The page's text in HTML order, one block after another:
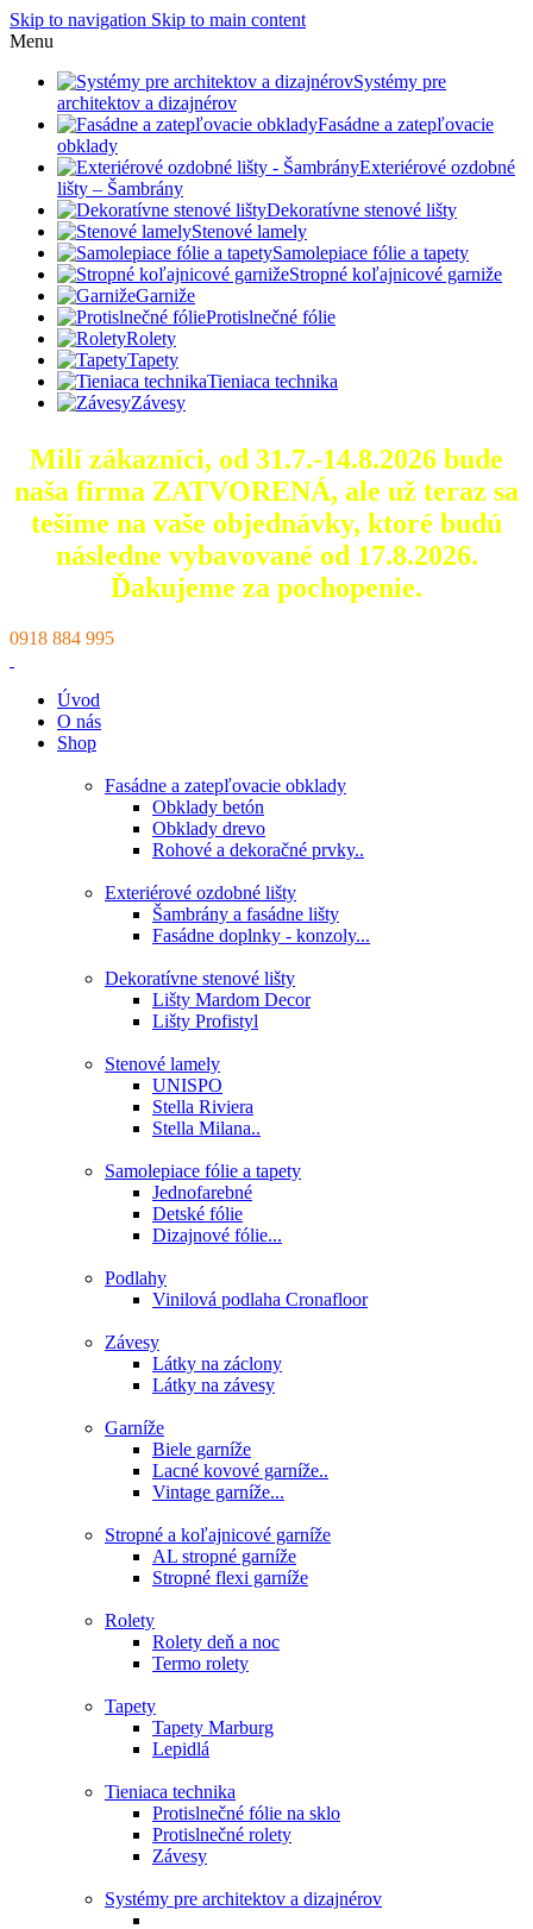
Skip to navigation Skip to main content
Menu
Systémy pre
architektov a dizajnérov
Fasádne a zatepľovacie
obklady
Exteriérové ozdobné
lišty – Šambrány
Dekoratívne stenové lišty
Stenové lamely
Samolepiace fólie a tapety
Stropné koľajnicové garniže
Garniže
Protislnečné fólie
Rolety
Tapety
Tieniaca technika
Závesy
Milí zákazníci, od 31.7.-14.8.2026 bude
naša firma ZATVORENÁ, ale už teraz sa
tešíme na vaše objednávky, ktoré budú
následne vybavované od 17.8.2026.
Ďakujeme za pochopenie.
0918 884 995
Úvod
O nás
Shop
Fasádne a zatepľovacie obklady
Obklady betón
Obklady drevo
Rohové a dekoračné prvky..
Exteriérové ozdobné lišty
Šambrány a fasádne lišty
Fasádne doplnky - konzoly...
Dekoratívne stenové lišty
Lišty Mardom Decor
Lišty Profistyl
Stenové lamely
UNISPO
Stella Riviera
Stella Milana..
Samolepiace fólie a tapety
Jednofarebné
Detské fólie
Dizajnové fólie...
Podlahy
Vinilová podlaha Cronafloor
Závesy
Látky na záclony
Látky na závesy
Garníže
Biele garníže
Lacné kovové garníže..
Vintage garníže...
Stropné a koľajnicové garníže
AL stropné garníže
Stropné flexi garníže
Rolety
Rolety deň a noc
Termo rolety
Tapety
Tapety Marburg
Lepidlá
Tieniaca technika
Protislnečné fólie na sklo
Protislnečné rolety
Závesy
Systémy pre architektov a dizajnérov